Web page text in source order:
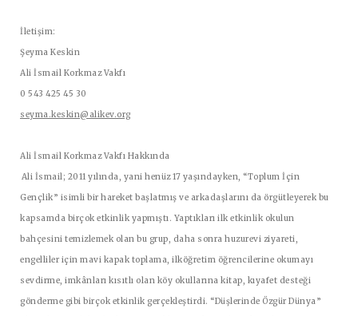
İletişim:
Şeyma Keskin
Ali İsmail Korkmaz Vakfı
0 543 425 45 30
seyma.keskin@alikev.org
Ali İsmail Korkmaz Vakfı Hakkında
Ali İsmail; 2011 yılında, yani henüz 17 yaşındayken, “Toplum İçin
Gençlik” isimli bir hareket başlatmış ve arkadaşlarını da örgütleyerek bu
kapsamda birçok etkinlik yapmıştı. Yaptıkları ilk etkinlik okulun
bahçesini temizlemek olan bu grup, daha sonra huzurevi ziyareti,
engelliler için mavi kapak toplama, ilköğretim öğrencilerine okumayı
sevdirme, imkânları kısıtlı olan köy okullarına kitap, kıyafet desteği
gönderme gibi birçok etkinlik gerçekleştirdi. “Düşlerinde Özgür Dünya”